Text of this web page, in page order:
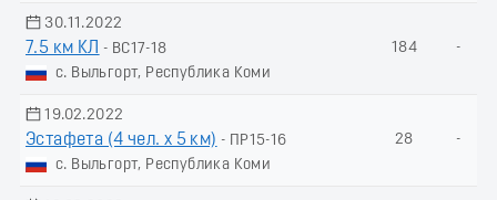
30.11.2022
7.5 км КЛ
- ВС17-18
с. Выльгорт, Республика Коми
184 -
19.02.2022
Эстафета (4 чел. х 5 км) - ПР15-16
с. Выльгорт, Республика Коми
28 -